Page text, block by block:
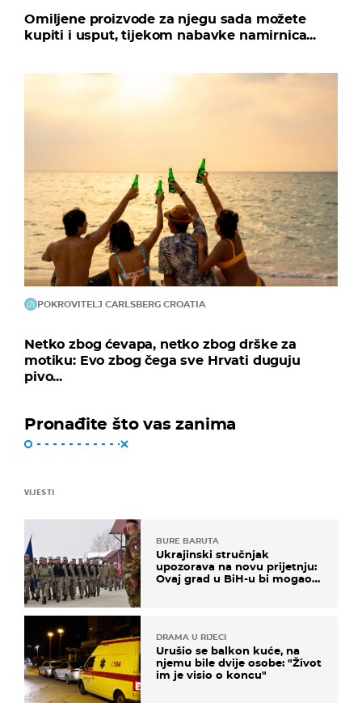
Omiljene proizvode za njegu sada možete
kupiti i usput, tijekom nabavke namirnica...
POKROVITELJ CARLSBERG CROATIA
Netko zbog ćevapa, netko zbog drške za
motiku: Evo zbog čega sve Hrvati duguju
pivo...
Pronađite što vas zanima
VIJESTI
BURE BARUTA
Ukrajinski stručnjak
upozorava na novu prijetnju:
Ovaj grad u BiH-u bi mogao
DRAMA U RIJECI
Urušio se balkon kuće, na
njemu bile dvije osobe: "Život
im je visio o koncu"